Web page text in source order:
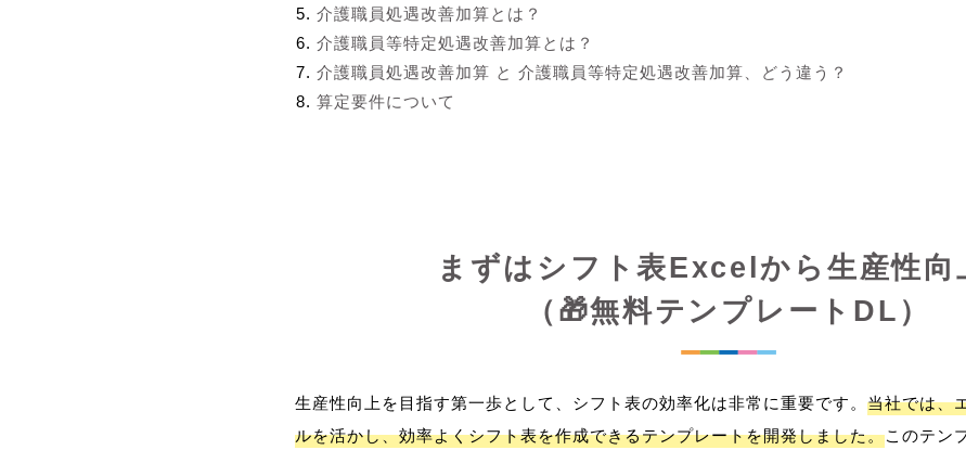
介護職員処遇改善加算とは？
介護職員等特定処遇改善加算とは？
介護職員処遇改善加算 と 介護職員等特定処遇改善加算、どう違う？
算定要件について
まずはシフト表Excelから生産性向
（🎁無料テンプレートDL）
生産性向上を目指す第一歩として、シフト表の効率化は非常に重要です。 当社では、
ルを活かし、効率よくシフト表を作成できるテンプレートを開発しました。このテン